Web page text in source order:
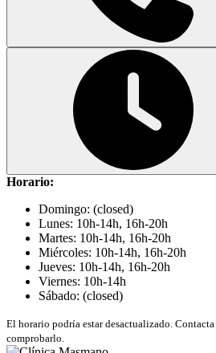
Horario:
Domingo: (closed)
Lunes: 10h-14h, 16h-20h
Martes: 10h-14h, 16h-20h
Miércoles: 10h-14h, 16h-20h
Jueves: 10h-14h, 16h-20h
Viernes: 10h-14h
Sábado: (closed)
El horario podría estar desactualizado. Contacta
comprobarlo.